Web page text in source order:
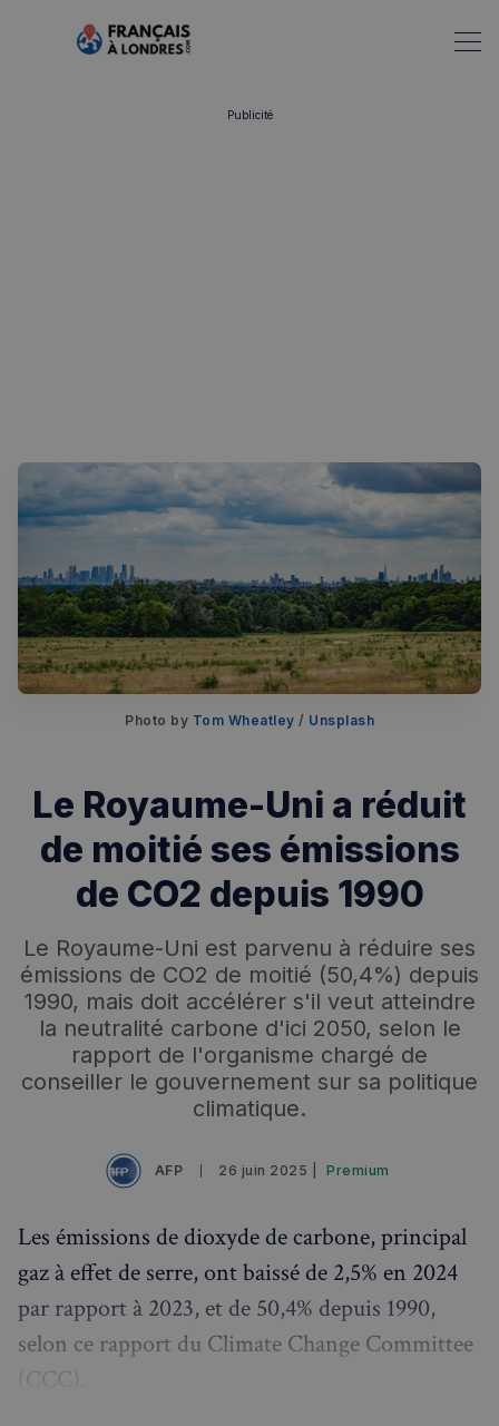
Recherche ✨Chatbot IA
Rechercher dans Français à Londres - Magazine
Annuaire des professionnels
Visites guidées
Événements à venir
Publicité
Photo by Tom Wheatley / Unsplash
Le Royaume-Uni a réduit
de moitié ses émissions
de CO2 depuis 1990
Le Royaume-Uni est parvenu à réduire ses
émissions de CO2 de moitié (50,4%) depuis
1990, mais doit accélérer s'il veut atteindre
la neutralité carbone d'ici 2050, selon le
rapport de l'organisme chargé de
conseiller le gouvernement sur sa politique
climatique.
AFP 26 juin 2025 | Premium
Les émissions de dioxyde de carbone, principal
gaz à effet de serre, ont baissé de 2,5% en 2024
par rapport à 2023, et de 50,4% depuis 1990,
selon ce rapport du Climate Change Committee
(CCC).